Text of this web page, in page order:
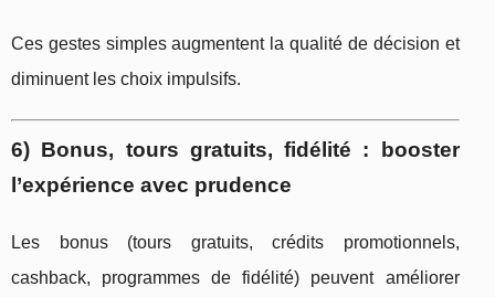
Ces gestes simples augmentent la qualité de décision et
diminuent les choix impulsifs.
6) Bonus, tours gratuits, fidélité : booster
l’expérience avec prudence
Les bonus (tours gratuits, crédits promotionnels,
cashback, programmes de fidélité) peuvent améliorer